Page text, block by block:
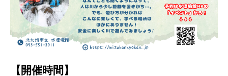
【開催時間】